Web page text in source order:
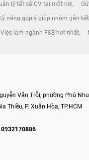
lý tất cả CV tại một nơi
năng góp ý giúp nhóm gắn
Việc làm ngành F&B hot nhất
Văn Trỗi, phường Phú
Thiều, P. Xuân Hòa, TP.HCM